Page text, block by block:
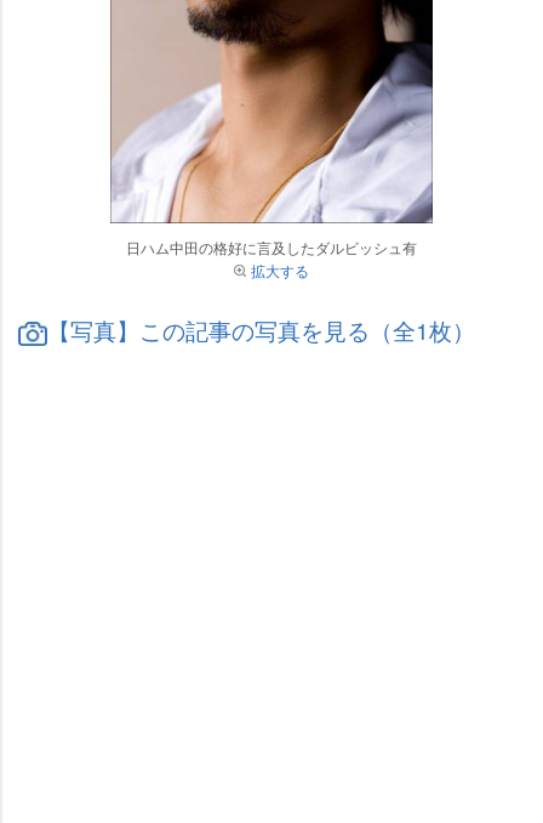
日ハム中田の格好に言及したダルビッシュ有
拡大する
【写真】この記事の写真を見る（全1枚）